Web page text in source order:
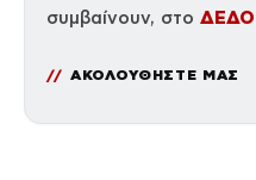
συμβαίνουν, στο
ΑΚΟΛΟΥΘΗΣΤΕ ΜΑΣ